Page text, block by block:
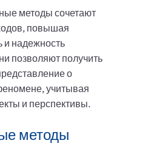
методы сочетают
повышая
и надежность
позволяют получить
о
учитывая
и перспективы.
методы